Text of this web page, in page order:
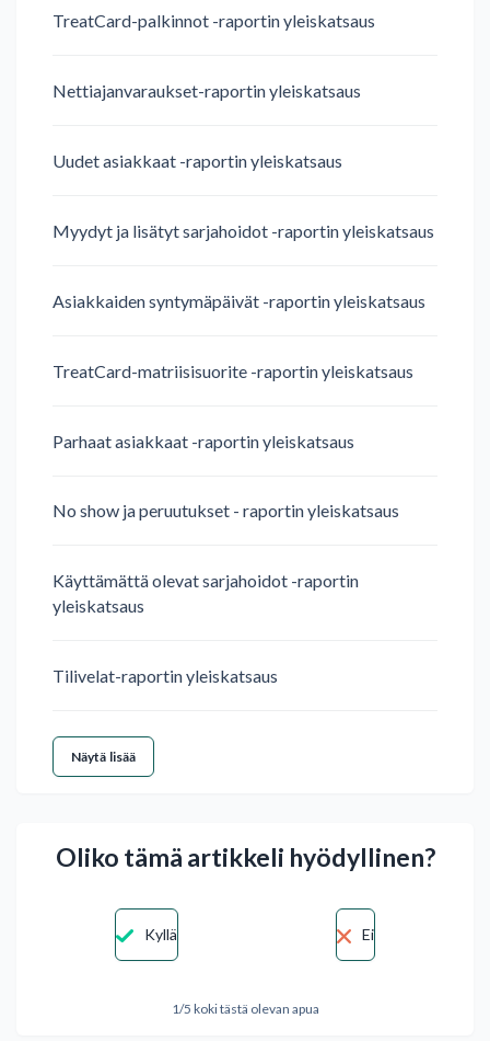
TreatCard-palkinnot -raportin yleiskatsaus
Nettiajanvaraukset-raportin yleiskatsaus
Uudet asiakkaat -raportin yleiskatsaus
Myydyt ja lisätyt sarjahoidot -raportin yleiskatsaus
Asiakkaiden syntymäpäivät -raportin yleiskatsaus
TreatCard-matriisisuorite -raportin yleiskatsaus
Parhaat asiakkaat -raportin yleiskatsaus
No show ja peruutukset - raportin yleiskatsaus
Käyttämättä olevat sarjahoidot -raportin
yleiskatsaus
Tilivelat-raportin yleiskatsaus
Näytä lisää
Oliko tämä artikkeli hyödyllinen?
Kyllä Ei
1/5 koki tästä olevan apua